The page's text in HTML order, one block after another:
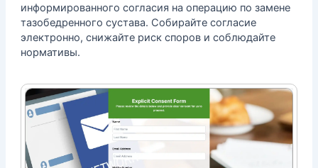
информированного согласия на операцию по замене
тазобедренного сустава. Собирайте согласие
электронно, снижайте риск споров и соблюдайте
нормативы.